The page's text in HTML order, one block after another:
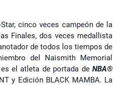
cinco veces campeón de la
Finales, dos veces medallista
de todos los tiempos de
del Naismith Memorial
el atleta de portada de NBA®
y Edición BLACK MAMBA. La